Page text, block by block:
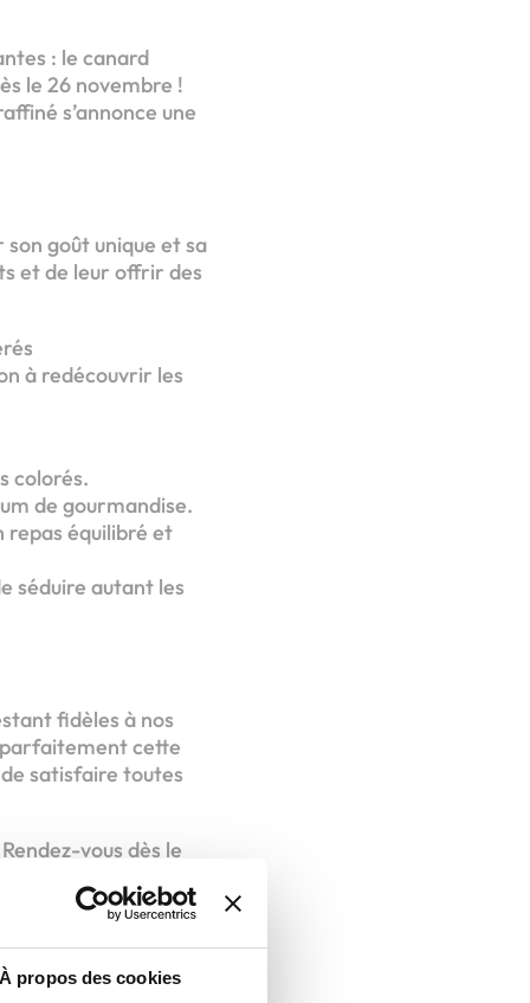
À propos des cookies
: le canard
le 26 novembre !
s’annonce une
goût unique et sa
et de leur offrir des
à redécouvrir les
colorés.
de gourmandise.
équilibré et
séduire autant les
fidèles à nos
cette
satisfaire toutes
vous dès le